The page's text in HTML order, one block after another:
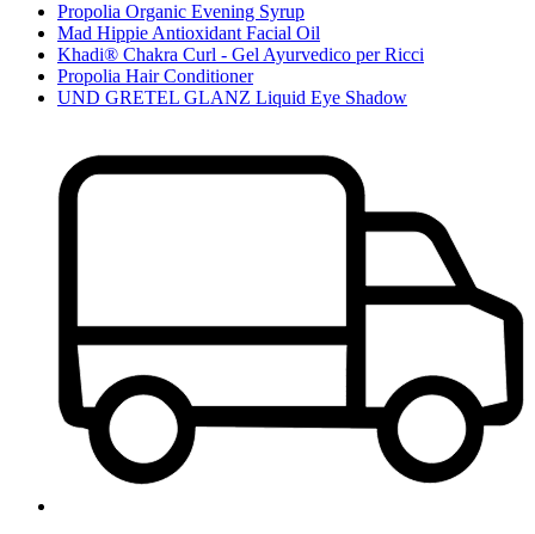
Propolia Organic Evening Syrup
Mad Hippie Antioxidant Facial Oil
Khadi® Chakra Curl - Gel Ayurvedico per Ricci
Propolia Hair Conditioner
UND GRETEL GLANZ Liquid Eye Shadow